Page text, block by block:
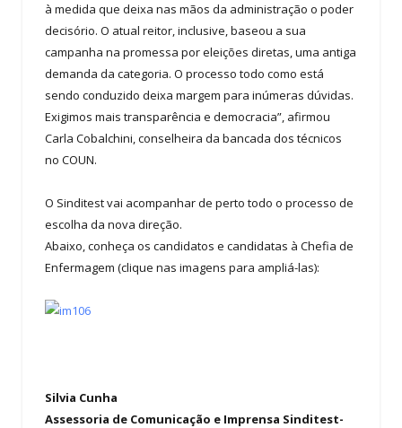
à medida que deixa nas mãos da administração o poder
decisório. O atual reitor, inclusive, baseou a sua
campanha na promessa por eleições diretas, uma antiga
demanda da categoria. O processo todo como está
sendo conduzido deixa margem para inúmeras dúvidas.
Exigimos mais transparência e democracia”, afirmou
Carla Cobalchini, conselheira da bancada dos técnicos
no COUN.
O Sinditest vai acompanhar de perto todo o processo de
escolha da nova direção.
Abaixo, conheça os candidatos e candidatas à Chefia de
Enfermagem (clique nas imagens para ampliá-las):
Silvia Cunha
Assessoria de Comunicação e Imprensa Sinditest-